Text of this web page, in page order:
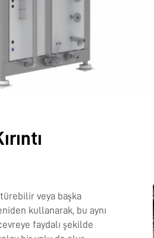
veya başka
kullanarak, bu aynı
faydalı şekilde